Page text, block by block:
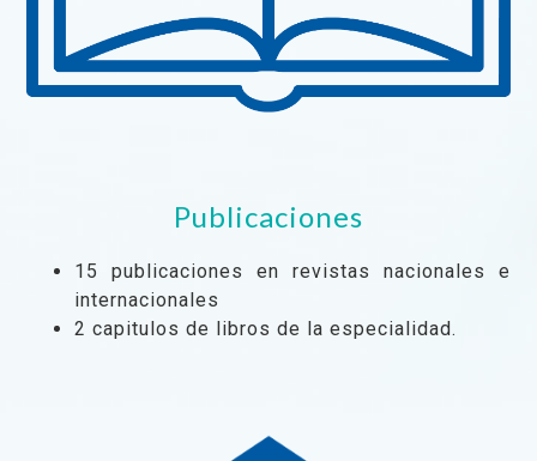
Publicaciones
15 publicaciones en revistas nacionales e
internacionales
2 capitulos de libros de la especialidad.